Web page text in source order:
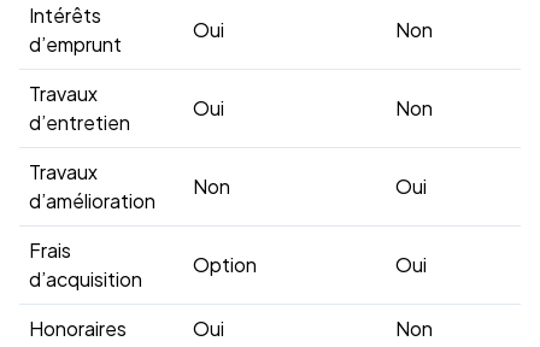
Intérêts
d’emprunt
Oui Non
Travaux
d’entretien
Oui Non
Travaux
d’amélioration
Non Oui
Frais
d’acquisition
Option Oui
Honoraires Oui Non